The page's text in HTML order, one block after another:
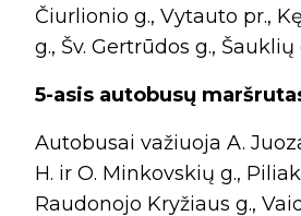
Čiurlionio g., Vytauto pr.,
g., Šv. Gertrūdos g.,
5-asis autobusų
Autobusai važiuoja A.
H. ir O. Minkovskių g.,
Raudonojo Kryžiaus g.,